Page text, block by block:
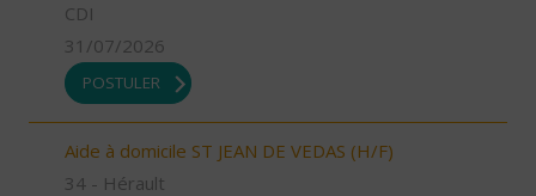
CDI
31/07/2026
POSTULER
Aide à domicile ST JEAN DE VEDAS (H/F)
34 - Hérault